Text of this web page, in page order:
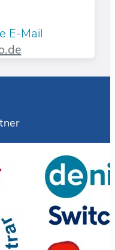
E-Mail